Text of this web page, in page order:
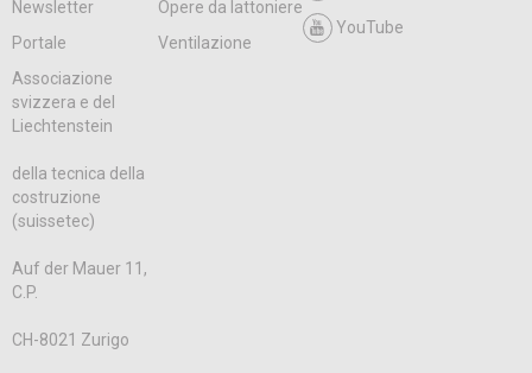
Newsletter
Opere da lattoniere
Portale
Ventilazione
YouTube
Associazione
svizzera e del
Liechtenstein
della tecnica della
costruzione
(suissetec)
Auf der Mauer 11,
C.P.
CH-8021 Zurigo